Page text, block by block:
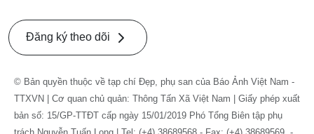
Đăng ký theo dõi
© Bản quyền thuộc về tạp chí Đẹp, phụ san của Báo Ảnh Việt Nam -
TTXVN | Cơ quan chủ quản: Thông Tấn Xã Việt Nam | Giấy phép xuất
bản số: 15/GP-TTĐT cấp ngày 15/01/2019 Phó Tổng Biên tập phụ